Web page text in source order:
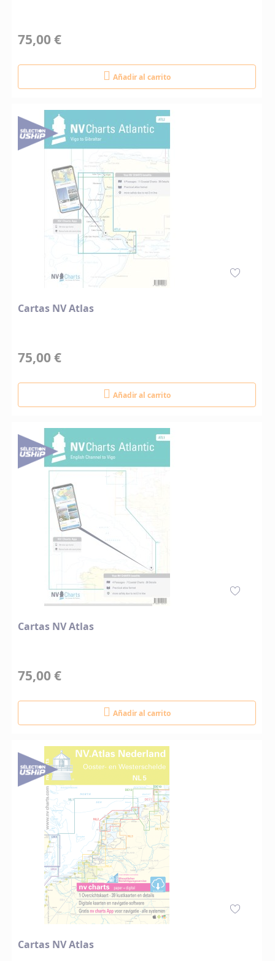
75,00 €
Añadir al carrito
Cartas NV Atlas
75,00 €
Añadir al carrito
Cartas NV Atlas
75,00 €
Añadir al carrito
Cartas NV Atlas